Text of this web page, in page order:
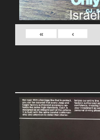
›
»